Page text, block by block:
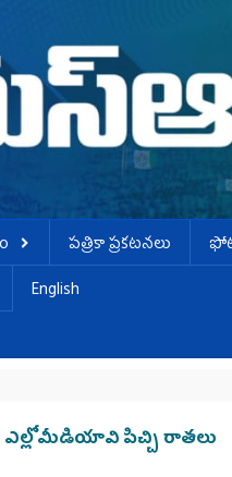
పత్రికా ప్రకటనలు
English
ఎల్లోమీడియావి పిచ్చి రాత‌లు